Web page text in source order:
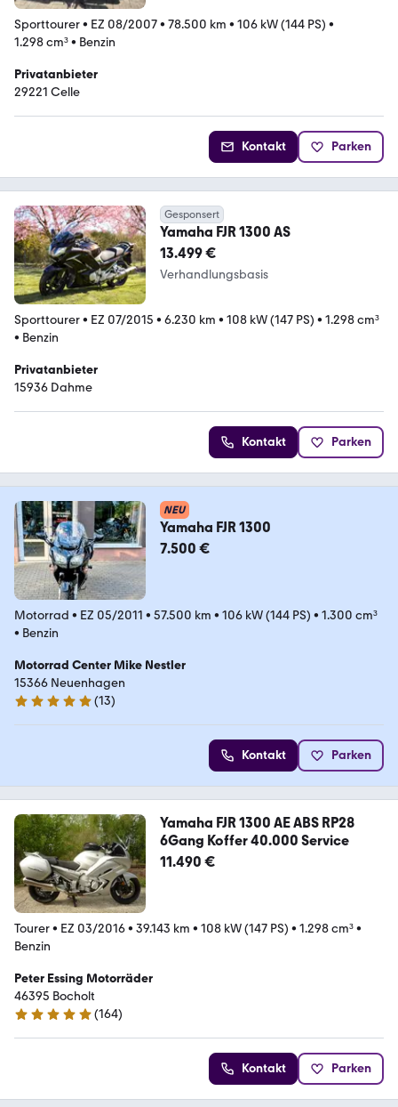
Sporttourer• EZ 08/2007• 78.500 km • 106 kW (144 PS) •
1.298 cm³• Benzin
Privatanbieter
29221 Celle
Kontakt Parken
Gesponsert
Yamaha FJR 1300 AS
13.499 €
Verhandlungsbasis
Sporttourer• EZ 07/2015 • 6.230 km • 108 kW (147 PS) • 1.298 cm³
• Benzin
Privatanbieter
15936 Dahme
Kontakt Parken
NEU
Yamaha FJR 1300
7.500 €
Motorrad • EZ 05/2011 • 57.500 km • 106 kW (144 PS) • 1.300 cm³
• Benzin
Motorrad Center Mike Nestler
15366 Neuenhagen
5 Sterne
(13)
Kontakt Parken
Yamaha FJR 1300 AE ABS RP28
6Gang Koffer 40.000 Service
11.490 €
Tourer• EZ 03/2016• 39.143 km • 108 kW (147 PS) • 1.298 cm³•
Benzin
Peter Essing Motorräder
46395 Bocholt
5 Sterne
(164)
Kontakt Parken